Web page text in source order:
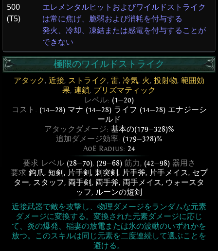
500
(T5)
エレメンタルヒットおよびワイルドストライク
は常に焦げ、脆弱および消耗を付与する
発火、冷却、凍結または感電を付与することが
できない
極限のワイルドストライク
アタック, 近接, ストライク, 雷, 冷気, 火, 投射物, 範囲効
果, 連鎖, プリズマティック
レベル: (1—20)
コスト: (14—28) マナ (14—28) ライフ (14—28) エナジーシ
ールド
アタックダメージ: 基本の(179—328)%
追加ダメージ効率: (179—328)%
AoE Radius: 24
要求 レベル (28—70), (29—68)筋力, (42—98)器用さ
要求 鉤爪, 短剣 , 片手剣 , 刺突剣 , 片手斧, 片手メイス, セプ
ター, スタッフ, 両手剣 , 両手斧, 両手メイス, ウォースタ
ッフ, ルーンの短剣
近接武器で敵を攻撃し、物理ダメージをランダムな元素
ダメージに変換する。変換された元素ダメージに応じ
て、炎の爆発、稲妻の放電または氷の波動のいずれかを
放つ。このスキルは同じ元素を二度連続して選ぶことを
避ける。